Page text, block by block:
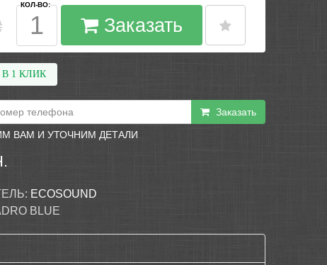
КОЛ-ВО:
Заказать
В 1 КЛИК
Заказать
ВАМ И УТОЧНИМ ДЕТАЛИ
ECOSOUND
BLUE